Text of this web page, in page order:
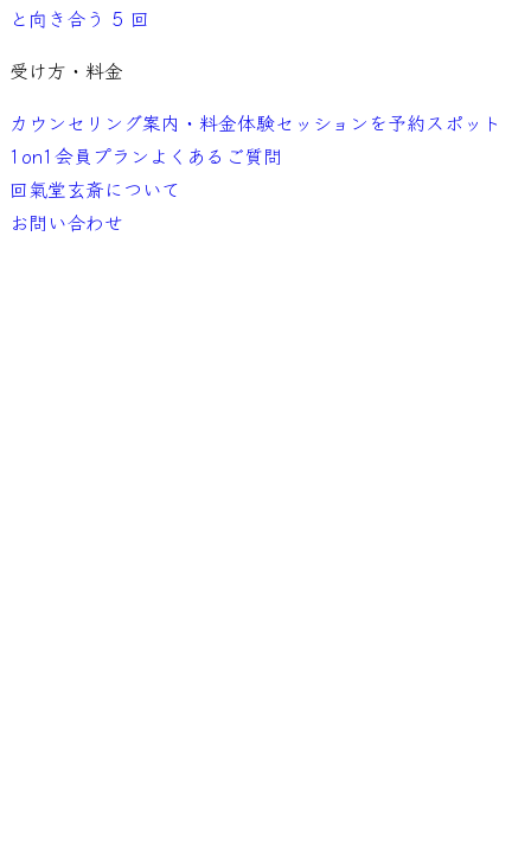
と向き合う 5 回
受け方・料金
カウンセリング案内・料金体験セッションを予約スポット
1on1 会員プラン よくあるご質問
回氣堂玄斎について
お問い合わせ